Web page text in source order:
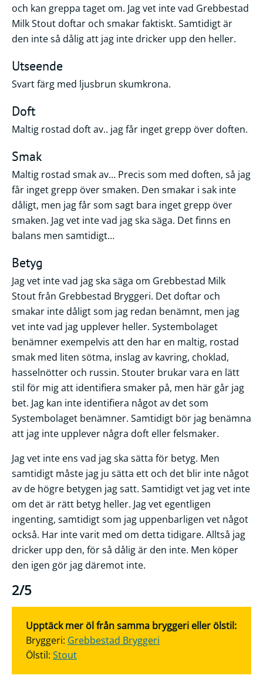
och kan greppa taget om. Jag vet inte vad Grebbestad
Milk Stout doftar och smakar faktiskt. Samtidigt är
den inte så dålig att jag inte dricker upp den heller.
Utseende
Svart färg med ljusbrun skumkrona.
Doft
Maltig rostad doft av.. jag får inget grepp över doften.
Smak
Maltig rostad smak av… Precis som med doften, så jag
får inget grepp över smaken. Den smakar i sak inte
dåligt, men jag får som sagt bara inget grepp över
smaken. Jag vet inte vad jag ska säga. Det finns en
balans men samtidigt…
Betyg
Jag vet inte vad jag ska säga om Grebbestad Milk
Stout från Grebbestad Bryggeri. Det doftar och
smakar inte dåligt som jag redan benämnt, men jag
vet inte vad jag upplever heller. Systembolaget
benämner exempelvis att den har en maltig, rostad
smak med liten sötma, inslag av kavring, choklad,
hasselnötter och russin. Stouter brukar vara en lätt
stil för mig att identifiera smaker på, men här går jag
bet. Jag kan inte identifiera något av det som
Systembolaget benämner. Samtidigt bör jag benämna
att jag inte upplever några doft eller felsmaker.
Jag vet inte ens vad jag ska sätta för betyg. Men
samtidigt måste jag ju sätta ett och det blir inte något
av de högre betygen jag satt. Samtidigt vet jag vet inte
om det är rätt betyg heller. Jag vet egentligen
ingenting, samtidigt som jag uppenbarligen vet något
också. Har inte varit med om detta tidigare. Alltså jag
dricker upp den, för så dålig är den inte. Men köper
den igen gör jag däremot inte.
2/5
Upptäck mer öl från samma bryggeri eller ölstil:
Bryggeri: Grebbestad Bryggeri
Ölstil: Stout